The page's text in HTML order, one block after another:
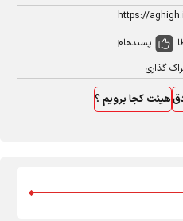
پسندها0
گذاری
هیئت کجا برویم ؟